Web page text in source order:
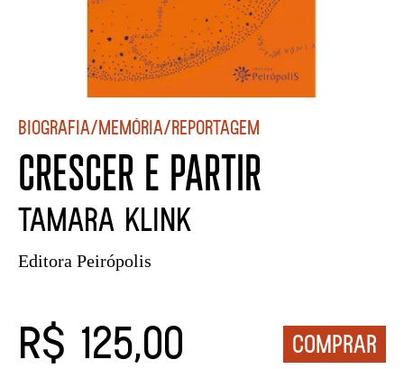
Biografia/Memória/Reportagem
CRESCER E PARTIR
Tamara Klink
Editora Peirópolis
R$ 125,00